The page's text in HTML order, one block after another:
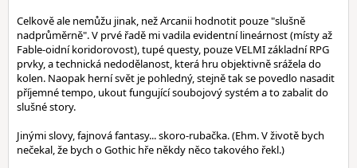
Celkově ale nemůžu jinak, než Arcanii hodnotit pouze "slušně
nadprůměrně". V prvé řadě mi vadila evidentní lineárnost (místy až
Fable-oidní koridorovost), tupé questy, pouze VELMI základní RPG
prvky, a technická nedodělanost, která hru objektivně srážela do
kolen. Naopak herní svět je pohledný, stejně tak se povedlo nasadit
příjemné tempo, ukout fungující soubojový systém a to zabalit do
slušné story.
Jinými slovy, fajnová fantasy... skoro-rubačka. (Ehm. V životě bych
nečekal, že bych o Gothic hře někdy něco takového řekl.)